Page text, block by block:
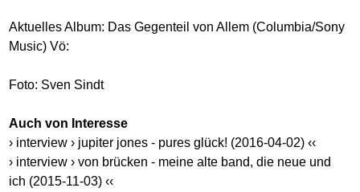
Aktuelles Album: Das Gegenteil von Allem (Columbia/Sony
Music) Vö:
Foto: Sven Sindt
Auch von Interesse
› interview › jupiter jones - pures glück! (2016-04-02) ‹‹
› interview › von brücken - meine alte band, die neue und
ich (2015-11-03) ‹‹